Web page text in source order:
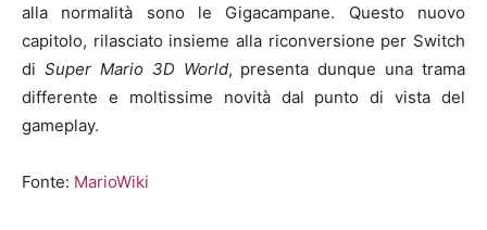
alla normalità sono le Gigacampane. Questo nuovo
capitolo, rilasciato insieme alla riconversione per Switch
di Super Mario 3D World, presenta dunque una trama
differente e moltissime novità dal punto di vista del
gameplay.
Fonte: MarioWiki